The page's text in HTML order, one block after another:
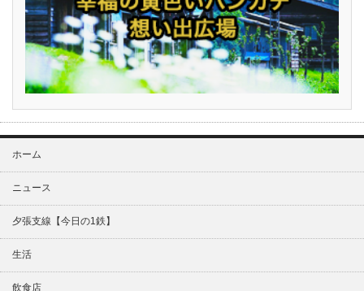
ホーム
ニュース
夕張支線【今日の1鉄】
生活
飲食店